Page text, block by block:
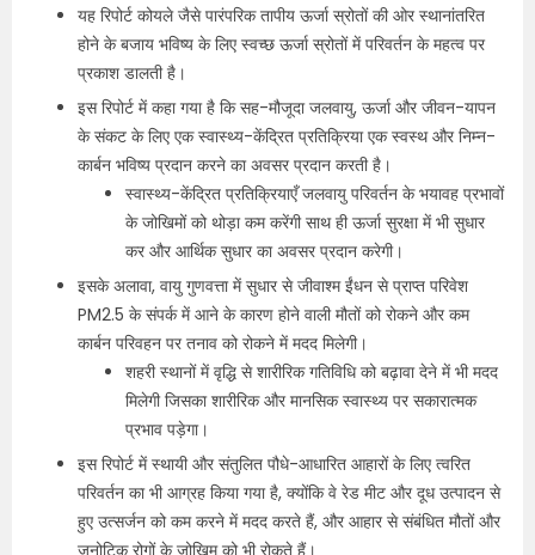
यह रिपोर्ट कोयले जैसे पारंपरिक तापीय ऊर्जा स्रोतों की ओर स्थानांतरित
होने के बजाय भविष्य के लिए स्वच्छ ऊर्जा स्रोतों में परिवर्तन के महत्व पर
प्रकाश डालती है।
इस रिपोर्ट में कहा गया है कि सह-मौजूदा जलवायु, ऊर्जा और जीवन-यापन
के संकट के लिए एक स्वास्थ्य-केंद्रित प्रतिक्रिया एक स्वस्थ और निम्न-
कार्बन भविष्य प्रदान करने का अवसर प्रदान करती है।
स्वास्थ्य-केंद्रित प्रतिक्रियाएँ जलवायु परिवर्तन के भयावह प्रभावों
के जोखिमों को थोड़ा कम करेंगी साथ ही ऊर्जा सुरक्षा में भी सुधार
कर और आर्थिक सुधार का अवसर प्रदान करेगी।
इसके अलावा, वायु गुणवत्ता में सुधार से जीवाश्म ईंधन से प्राप्त परिवेश
PM2.5 के संपर्क में आने के कारण होने वाली मौतों को रोकने और कम
कार्बन परिवहन पर तनाव को रोकने में मदद मिलेगी।
शहरी स्थानों में वृद्धि से शारीरिक गतिविधि को बढ़ावा देने में भी मदद
मिलेगी जिसका शारीरिक और मानसिक स्वास्थ्य पर सकारात्मक
प्रभाव पड़ेगा।
इस रिपोर्ट में स्थायी और संतुलित पौधे-आधारित आहारों के लिए त्वरित
परिवर्तन का भी आग्रह किया गया है, क्योंकि वे रेड मीट और दूध उत्पादन से
हुए उत्सर्जन को कम करने में मदद करते हैं, और आहार से संबंधित मौतों और
जूनोटिक रोगों के जोखिम को भी रोकते हैं।